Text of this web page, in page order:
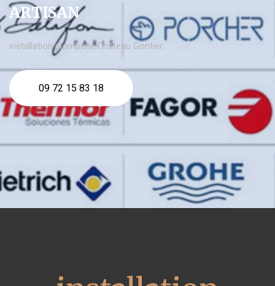
ARTISAN
installation plomberie Château Gontier
09 72 15 83 18